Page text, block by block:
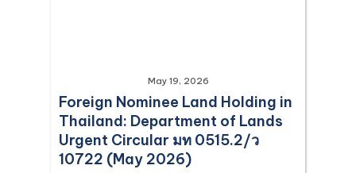
May 19, 2026
Foreign Nominee Land Holding in
Thailand: Department of Lands
Urgent Circular มท 0515.2/ว
10722 (May 2026)